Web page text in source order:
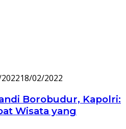
18/02/2022
Borobudur, Kapolri:
Wisata yang